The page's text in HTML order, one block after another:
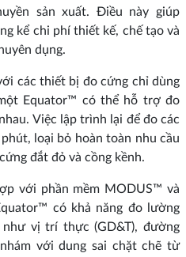
sản xuất. Điều này giúp
kể chi phí thiết kế, chế tạo và
dụng.
các thiết bị đo cứng chỉ dùng
Equator™ có thể hỗ trợ đo
Việc lập trình lại để đo các
loại bỏ hoàn toàn nhu cầu
đắt đỏ và cồng kềnh.
với phần mềm MODUS™ và
có khả năng đo lường
vị trí thực (GD&T), đường
với dung sai chặt chẽ từ